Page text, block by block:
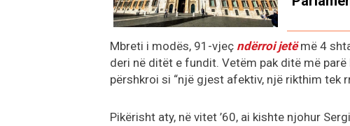
Mbreti i modës, 91-vjeç ndërroi jetëmë 4
deri në ditët e fundit. Vetëm pak ditë më parë
përshkroi si “një gjest afektiv, një rikthim tek
Pikërisht aty, në vitet ’60, ai kishte njohur